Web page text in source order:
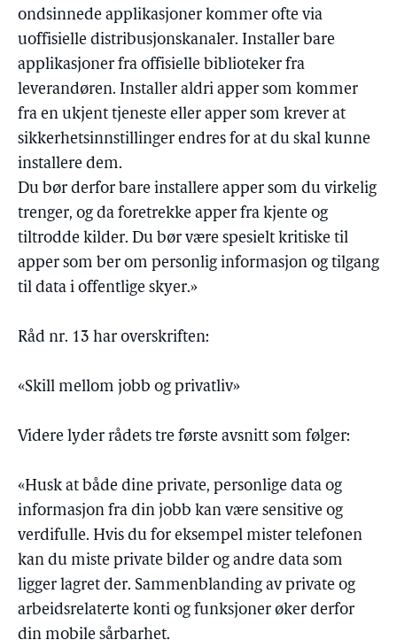
ondsinnede applikasjoner kommer ofte via
uoffisielle distribusjonskanaler. Installer bare
applikasjoner fra offisielle biblioteker fra
leverandøren. Installer aldri apper som kommer
fra en ukjent tjeneste eller apper som krever at
sikkerhetsinnstillinger endres for at du skal kunne
installere dem.
Du bør derfor bare installere apper som du virkelig
trenger, og da foretrekke apper fra kjente og
tiltrodde kilder. Du bør være spesielt kritiske til
apper som ber om personlig informasjon og tilgang
til data i offentlige skyer.»
Råd nr. 13 har overskriften:
«Skill mellom jobb og privatliv»
Videre lyder rådets tre første avsnitt som følger:
«Husk at både dine private, personlige data og
informasjon fra din jobb kan være sensitive og
verdifulle. Hvis du for eksempel mister telefonen
kan du miste private bilder og andre data som
ligger lagret der. Sammenblanding av private og
arbeidsrelaterte konti og funksjoner øker derfor
din mobile sårbarhet.